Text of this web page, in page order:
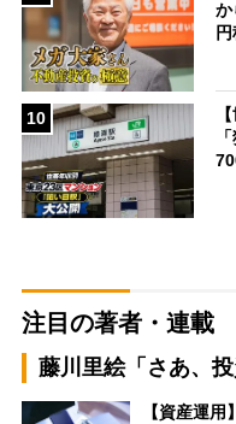
か
10
注目の著者・連載
藤川里絵「さあ、投
【資産運